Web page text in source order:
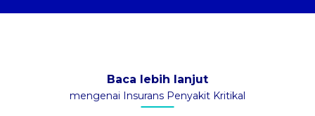
Baca lebih lanjut
mengenai Insurans Penyakit Kritikal